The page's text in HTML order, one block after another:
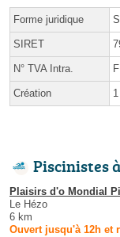
Forme juridique
SIRET
N° TVA Intra.
Création
Piscinistes
Plaisirs d'o Mondial
Le Hézo
6 km
Ouvert jusqu'à 12h et